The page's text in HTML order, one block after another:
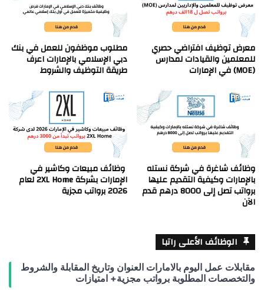
معرض توظيف افتراضي حصري
للمعلمين والقيادات لمدارس
(MOE) في الإمارات
مطلوب موظفون للعمل في بنك
دبي الإسلامي بالإمارات اعرف
طريقة التوظيف والشروط
وظائف شاغرة في شركة نستله
بالإمارات وكيفية التقديم عليها
برواتب تصل إلى 8000 درهم قدم
الآن
وظائف مبيعات وكاشير في
الإمارات بشركة 2XL Home لعام
2026 برواتب مجزية
الوظائف الأعلى راتبا
مقابلات عمل اليوم بالامارات العنوان وتاريخ المقابلة والشروط
والتخصصات المطلوبة برواتب مجزية+ امتيازات